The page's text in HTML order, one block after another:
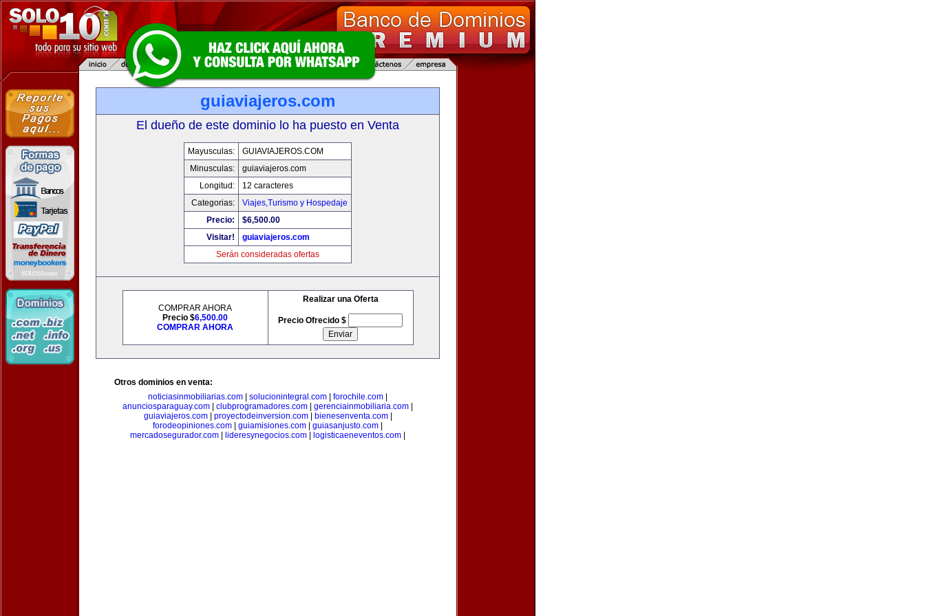
guiaviajeros.com
El dueño de este dominio lo ha puesto en Venta
Mayusculas:
GUIAVIAJEROS.COM
Minusculas:
guiaviajeros.com
Longitud:
12 caracteres
Categorias:
Viajes,Turismo y Hospedaje
Precio:
$6,500.00
Visitar!
guiaviajeros.com
Serán consideradas ofertas
COMPRAR AHORA
Precio $6,500.00
COMPRAR AHORA
Realizar una Oferta
Precio Ofrecido $
Otros dominios en venta:
noticiasinmobiliarias.com
solucionintegral.com forochile.com
anunciosparaguay.com
clubprogramadores.com gerenciainmobiliaria.com
guiaviajeros.com| proyectodeinversion.com| bienesenventa.com|
forodeopiniones.com
guiamisiones.com guiasanjusto.com
mercadosegurador.com
lideresynegocios.com logisticaeneventos.com